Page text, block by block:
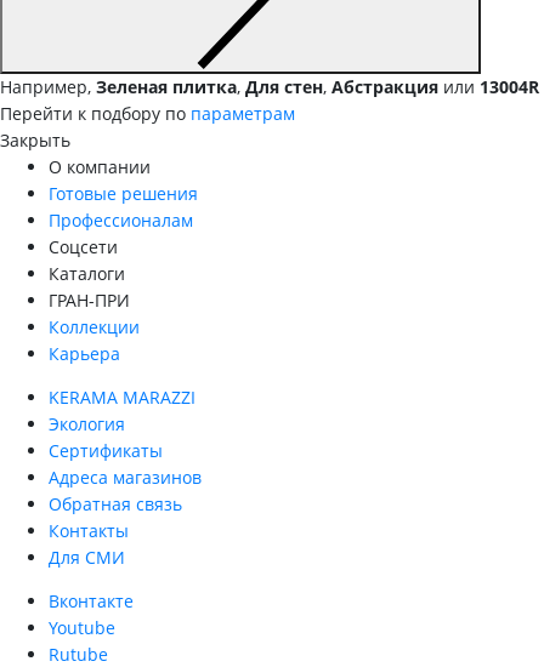
Например, Зеленая плитка, Для стен, Абстракция или 13004R
Перейти к подбору по параметрам
Закрыть
О компании
Готовые решения
Профессионалам
Соцсети
Каталоги
ГРАН-ПРИ
Коллекции
Карьера
KERAMA MARAZZI
Экология
Сертификаты
Адреса магазинов
Обратная связь
Контакты
Для СМИ
Вконтакте
Youtube
Rutube